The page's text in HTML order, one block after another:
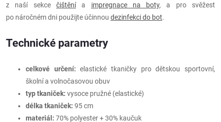
z naší sekce čištěnía impregnace na boty, a pro svěžest
po náročném dni použijte účinnou dezinfekci do bot.
Technické parametry
celkové určení: elastické tkaničky pro dětskou sportovní,
školní a volnočasovou obuv
typ tkaniček: vysoce pružné (elastické)
délka tkaniček: 95 cm
materiál: 70% polyester + 30% kaučuk